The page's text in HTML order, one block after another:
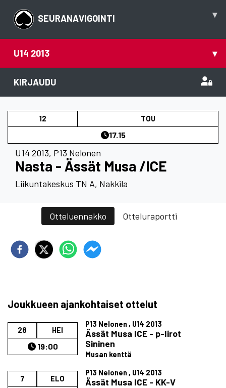
SEURANAVIGOINTI ▾
U14 2013 ▾
KIRJAUDU
12 TOU
17.15
U14 2013, P13 Nelonen
Nasta - Ässät Musa /ICE
Liikuntakeskus TN A, Nakkila
Otteluennakko Otteluraportti
Joukkueen ajankohtaiset ottelut
28 HEI
19:00
P13 Nelonen , U14 2013
Ässät Musa ICE - p-Iirot
Sininen
Musan kenttä
7 ELO
P13 Nelonen , U14 2013
Ässät Musa ICE - KK-V